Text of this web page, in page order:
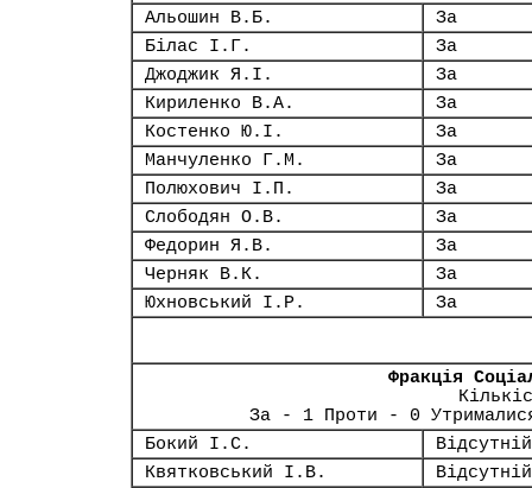
Альошин В.Б.
За
Білас І.Г.
За
Джоджик Я.І.
За
Кириленко В.А.
За
Костенко Ю.І.
За
Манчуленко Г.М.
За
Полюхович І.П.
За
Слободян О.В.
За
Федорин Я.В.
За
Черняк В.К.
За
Юхновський І.Р.
За
Фракція
За - 1 Проти - 0
Бокий І.С.
Відсутній
Квятковський І.В.
Відсутній